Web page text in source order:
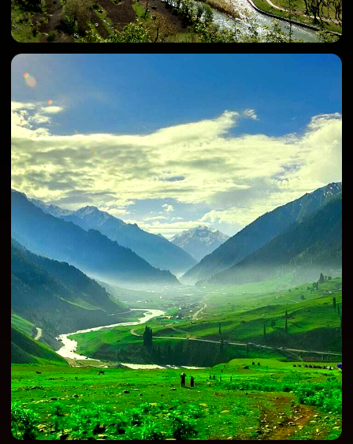
проходил Великий Шелковый Путь. Эта
живописная долина поражает контрастами:
зеленые оазисы деревень сменяются
бескрайними просторами песчаных дюн, а
заснеженные вершины Каракорумского
Первый день
долины и акклиматизации в Хундере.
Второй день
колоритные деревушки и поднимемся к
монастырю Дискит.
Третий деньбудет посвящен дороге к озеру
Пангонг-Цо. Мы проедем вдоль реки Шиок и
окажемся на берегу озера, на границе Тибета
и Ладакха. Вечер проведем в глэмпинге на
берегу озера, любуясь закатом и чистейшим
звездным небом.
Четвертый деньпосвятим возвращению в
Лех через самый высокий перевал нашего
путешествия – Чанг Ла (5391 м).
День 11: Прогулка по Леху
День отдыха и неспешных прогулок по Леху.
Можно посвятить его шопингу, поиску
аутентичных сувениров или просто
насладиться атмосферой этого
удивительного города, бродя по его уютным,
витиеватым улочкам.
День 12:
Монастыри
и дорога в Каргил
Мы начинаем путь обратно, двигаясь по
трассе Лех-Шринагар. Сегодня нас ждет
знакомство с двумя жемчужинами Ладакха:
монастырем Ламаюру, окруженным
"лунными" пейзажами, и одним из древнейших
буддистских храмов – Алчи. Ближе к вечеру,
приближаясь к границе с Пакистаном, мы
прибудем в Каргил – второй по величине
город Ладакха, расположенный в долине